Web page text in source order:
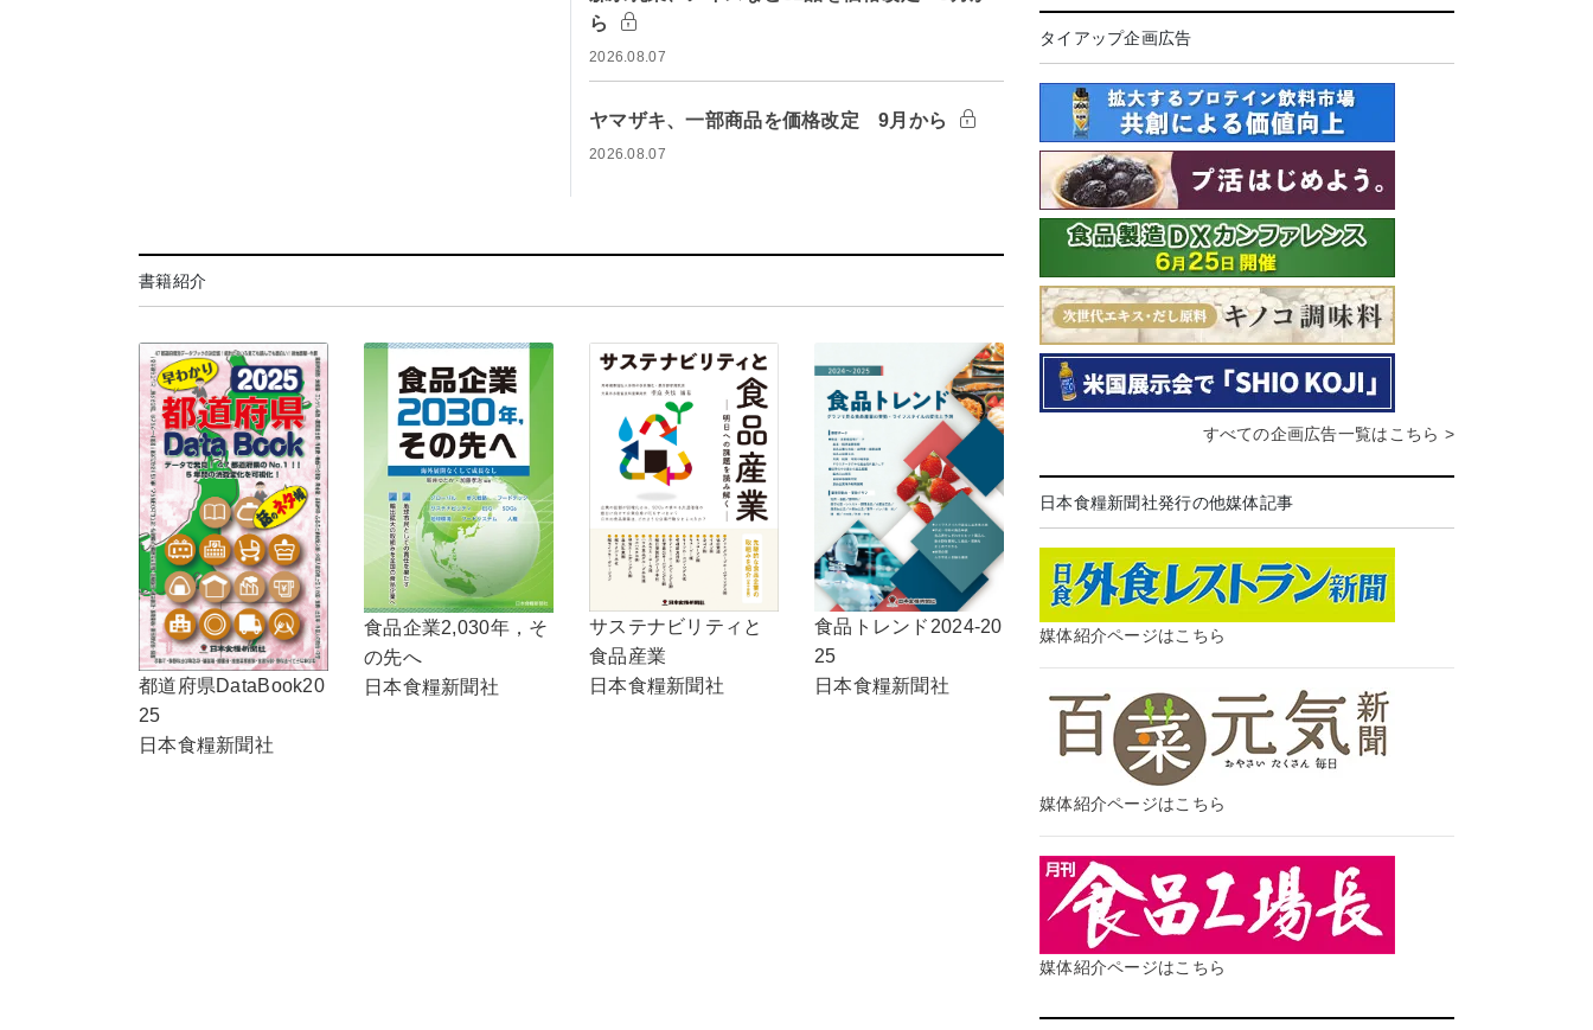
ら
2026.08.07
ヤマザキ、一部商品を価格改定 9月から
2026.08.07
書籍紹介
都道府県DataBook20
25
日本食糧新聞社
食品企業2,030年，そ
の先へ
日本食糧新聞社
サステナビリティと
食品産業
日本食糧新聞社
食品トレンド2024-20
25
日本食糧新聞社
タイアップ企画広告
すべての企画広告一覧はこちら >
日本食糧新聞社発行の他媒体記事
媒体紹介ページはこちら
媒体紹介ページはこちら
媒体紹介ページはこちら